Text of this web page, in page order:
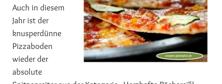
Auch in diesem
Jahr ist der
knusperdünne
Pizzaboden
wieder der
absolute